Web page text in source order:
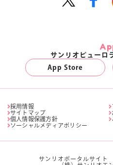
サンリオピューロ
App Store
採用情報
サイトマップ
個人情報保護方針
ソーシャルメディアポリシー
サンリオポータルサイト